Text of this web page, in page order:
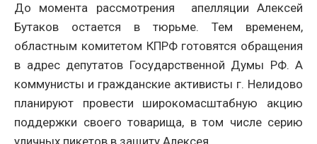
До момента рассмотрения апелляции Алексей
Бутаков остается в тюрьме. Тем временем,
областным комитетом КПРФ готовятся обращения
в адрес депутатов Государственной Думы РФ. А
коммунисты и гражданские активисты г. Нелидово
планируют провести широкомасштабную акцию
поддержки своего товарища, в том числе серию
уличных пикетов в защиту Алексея.